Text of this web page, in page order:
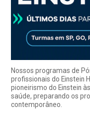
Nossos programas de
profissionais do Einstein
pioneirismo do Einstein
saúde, preparando os
contemporâneo.